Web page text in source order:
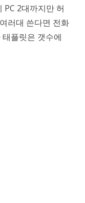
PC 2대까지만 허
러대 쓴다면 전화
플릿은 갯수에